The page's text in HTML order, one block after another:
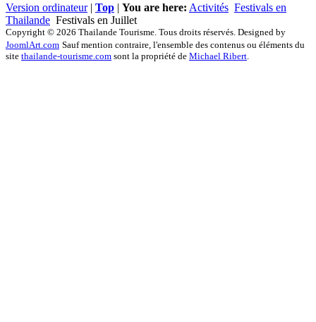
Version ordinateur| Top | You are here: Activités Festivals en
Thailande Festivals en Juillet
Copyright © 2026 Thailande Tourisme. Tous droits réservés. Designed by
JoomlArt.com Sauf mention contraire, l'ensemble des contenus ou éléments du
site thailande-tourisme.com sont la propriété de Michael Ribert